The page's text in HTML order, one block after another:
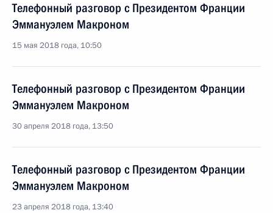
Телефонный разговор с Президентом Франции
Эммануэлем Макроном
15 мая 2018 года, 10:50
Телефонный разговор с Президентом Франции
Эммануэлем Макроном
30 апреля 2018 года, 13:50
Телефонный разговор с Президентом Франции
Эммануэлем Макроном
23 апреля 2018 года, 13:40